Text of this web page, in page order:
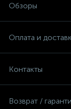
Обзоры
Оплата и
Контакты
Возврат /